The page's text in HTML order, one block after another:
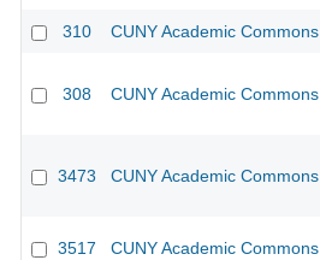
310 CUNY Academic Commons
308 CUNY Academic Commons
3473 CUNY Academic Commons
3517 CUNY Academic Commons